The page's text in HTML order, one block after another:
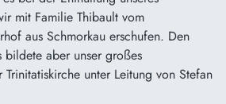
mit Familie Thibault vom
aus Schmorkau erschufen. Den
bildete aber unser großes
unter Leitung von Stefan